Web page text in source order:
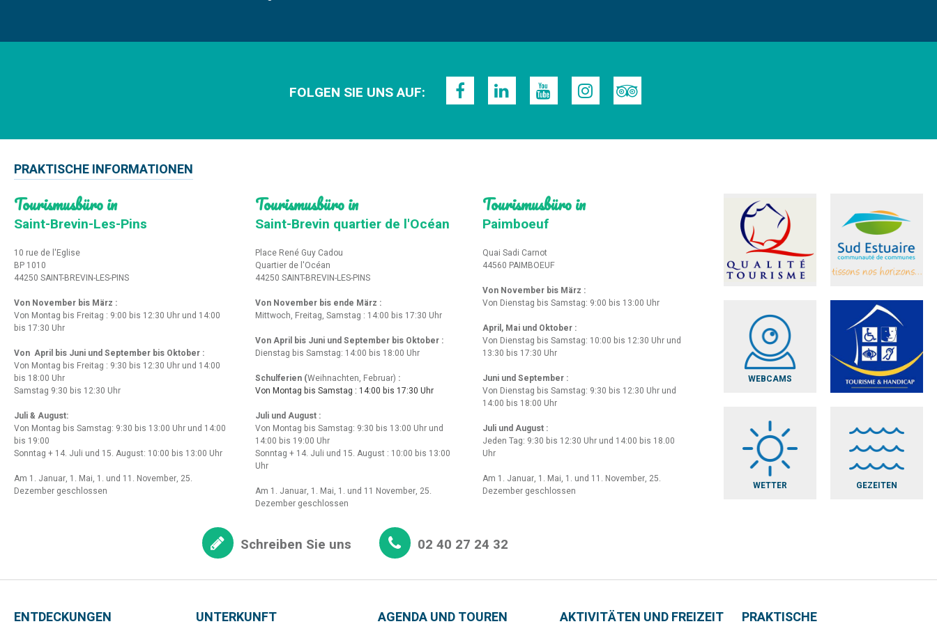
FOLGEN SIE UNS AUF:
PRAKTISCHE INFORMATIONEN
Tourismusbüro in
Saint-Brevin-Les-Pins
10 rue de l'Eglise
BP 1010
44250 SAINT-BREVIN-LES-PINS
Von November bis März :
Von Montag bis Freitag : 9:00 bis 12:30 Uhr und 14:00
bis 17:30 Uhr
Von April bis Juni und September bis Oktober :
Von Montag bis Freitag : 9:30 bis 12:30 Uhr und 14:00
bis 18:00 Uhr
Samstag 9:30 bis 12:30 Uhr
Juli & August:
Von Montag bis Samstag: 9:30 bis 13:00 Uhr und 14:00
bis 19:00
Sonntag + 14. Juli und 15. August: 10:00 bis 13:00 Uhr
Am 1. Januar, 1. Mai, 1. und 11. November, 25.
Dezember geschlossen
Tourismusbüro in
Saint-Brevin quartier de l'Océan
Place René Guy Cadou
Quartier de l'Océan
44250 SAINT-BREVIN-LES-PINS
Von November bis ende März :
Mittwoch, Freitag, Samstag : 14:00 bis 17:30 Uhr
Von April bis Juni und September bis Oktober :
Dienstag bis Samstag: 14:00 bis 18:00 Uhr
Schulferien (Weihnachten, Februar) :
Von Montag bis Samstag : 14:00 bis 17:30 Uhr
Juli und August :
Von Montag bis Samstag: 9:30 bis 13:00 Uhr und
14:00 bis 19:00 Uhr
Sonntag + 14. Juli und 15. August : 10:00 bis 13:00
Uhr
Am 1. Januar, 1. Mai, 1. und 11 November, 25.
Dezember geschlossen
Tourismusbüro in
Paimboeuf
Quai Sadi Carnot
44560 PAIMBOEUF
Von November bis März :
Von Dienstag bis Samstag: 9:00 bis 13:00 Uhr
April, Mai und Oktober :
Von Dienstag bis Samstag: 10:00 bis 12:30 Uhr und
13:30 bis 17:30 Uhr
Juni und September :
Von Dienstag bis Samstag: 9:30 bis 12:30 Uhr und
14:00 bis 18:00 Uhr
Juli und August :
Jeden Tag: 9:30 bis 12:30 Uhr und 14:00 bis 18.00
Uhr
Am 1. Januar, 1. Mai, 1. und 11. November, 25.
Dezember geschlossen
WEBCAMS
WETTER GEZEITEN
Schreiben Sie uns 02 40 27 24 32
ENTDECKUNGEN UNTERKUNFT AGENDA UND TOUREN AKTIVITÄTEN UND FREIZEIT PRAKTISCHE